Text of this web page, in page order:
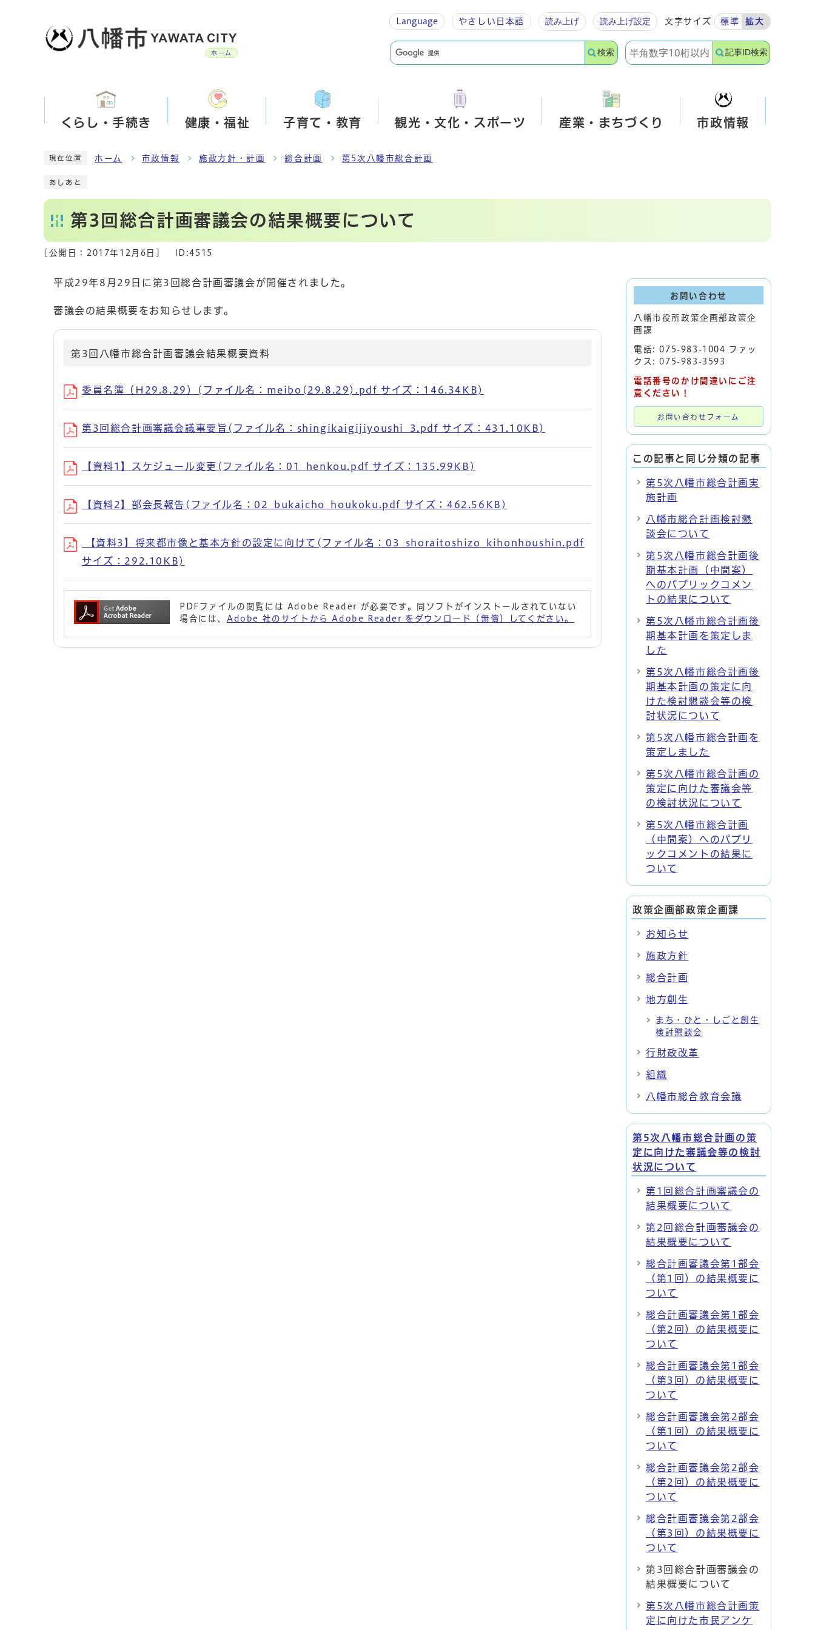
ホーム
Language やさしい 日本語 読み上げ 読み上げ設定 文字サイズ 標準 拡大
検索 記事ID検索
くらし・手続き 健康・福祉 子育て・教育 観光・文化・スポーツ 産業・まちづくり 市政情報
現在位置 ホーム 市政情報 施政方針・計画 総合計画 第5次八幡市総合計画
あしあと
第3回総合計画審議会の結果概要について
[公開日： 2017年12月6日 ID:4515
平成29年8月29日に第3回総合計画審議会が開催されました。
審議会の結果概要をお知らせします。
第3回八幡市総合計画審議会結果概要資料
委員名簿（H29.8.29）(ファイル名：meibo(29.8.29).pdf サイズ：146.34KB)
第3回総合計画審議会議事要旨(ファイル名：shingikaigijiyoushi_3.pdf サイズ：431.10KB)
【資料1】スケジュール変更(ファイル名：01_henkou.pdf サイズ：135.99KB)
【資料2】部会長報告(ファイル名：02_bukaicho_houkoku.pdf サイズ：462.56KB)
【資料3】将来都市像と基本方針の設定に向けて(ファイル名：03_shoraitoshizo_kihonhoushin.pdf
サイズ：292.10KB)
PDFファイルの閲覧には Adobe Reader が必要です。同ソフトがインストールされていない
場合には、 Adobe 社のサイトから Adobe Reader をダウンロード（無償）してください。
お問い合わせ
八幡市役所政策企画部政策企
画課
電話:075-983-1004 ファッ
クス: 075-983-3593
電話番号のかけ間違いにご注
意ください！
お問い合わせフォーム
この記事と同じ分類の記事
第5次八幡市総合計画実
施計画
八幡市総合計画検討懇
談会について
第5次八幡市総合計画後
期基本計画（中間案）
へのパブリックコメン
トの結果について
第5次八幡市総合計画後
期基本計画を策定しま
した
第5次八幡市総合計画後
期基本計画の策定に向
けた検討懇談会等の検
討状況について
第5次八幡市総合計画を
策定しました
第5次八幡市総合計画の
策定に向けた審議会等
の検討状況について
第5次八幡市総合計画
（中間案）へのパブリ
ックコメントの結果に
ついて
政策企画部政策企画課
お知らせ
施政方針
総合計画
地方創生
まち・ひと・しごと創生
検討懇談会
行財政改革
組織
八幡市総合教育会議
第5次八幡市総合計画の策
定に向けた審議会等の検討
状況について
第1回総合計画審議会の
結果概要について
第2回総合計画審議会の
結果概要について
総合計画審議会第1部会
（第1回）の結果概要に
ついて
総合計画審議会第1部会
（第2回）の結果概要に
ついて
総合計画審議会第1部会
（第3回）の結果概要に
ついて
総合計画審議会第2部会
（第1回）の結果概要に
ついて
総合計画審議会第2部会
（第2回）の結果概要に
ついて
総合計画審議会第2部会
（第3回）の結果概要に
ついて
第3回総合計画審議会の
結果概要について
第5次八幡市総合計画策
定に向けた市民アンケ